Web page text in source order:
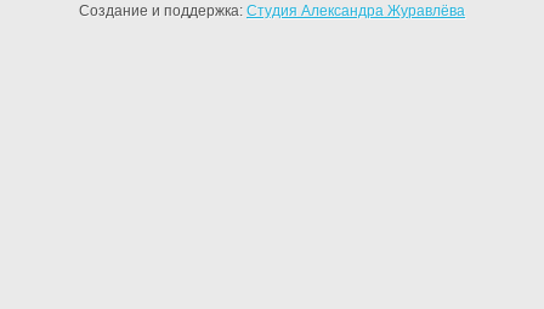
Создание и поддержка: Студия Александра Журавлёва